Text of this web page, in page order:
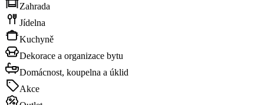
Zahrada
Jídelna
Kuchyně
Dekorace a organizace bytu
Domácnost, koupelna a úklid
Akce